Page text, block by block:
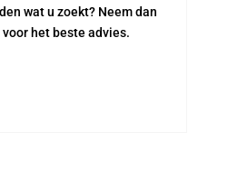
wat u zoekt? Neem dan
het beste advies.